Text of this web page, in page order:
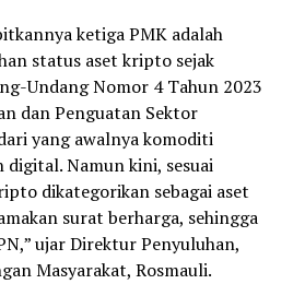
ketiga PMK adalah
status aset kripto sejak
Undang Nomor 4 Tahun 2023
dan Penguatan Sektor
yang awalnya komoditi
digital. Namun kini, sesuai
dikategorikan sebagai aset
surat berharga, sehingga
ujar Direktur Penyuluhan,
Masyarakat, Rosmauli.